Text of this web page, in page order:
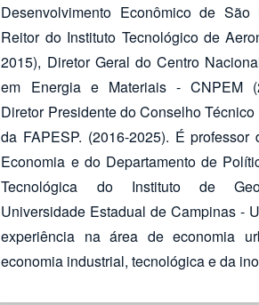
Desenvolvimento Econômico de São
Reitor do Instituto Tecnológico de
2015), Diretor Geral do Centro
em Energia e Materiais - CNPEM
Diretor Presidente do Conselho
da FAPESP. (2016-2025). É professor
Economia e do Departamento de
Tecnológica do Instituto de
Universidade Estadual de Campinas -
experiência na área de economia
economia industrial, tecnológica e da